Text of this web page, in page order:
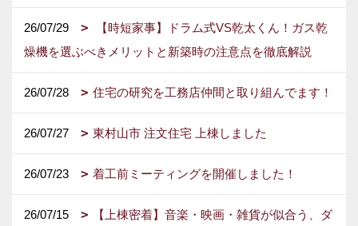
26/07/29
【時短家事】ドラム式VS乾太くん！ガス乾
燥機を選ぶべきメリットと新築時の注意点を徹底解説
26/07/28 住宅の研究を工務店仲間と取り組んでます！
26/07/27 東村山市 注文住宅 上棟しました
26/07/23 着工前ミーティングを開催しました！
26/07/15
【上棟密着】音楽・映画・雑貨が似合う、ダ